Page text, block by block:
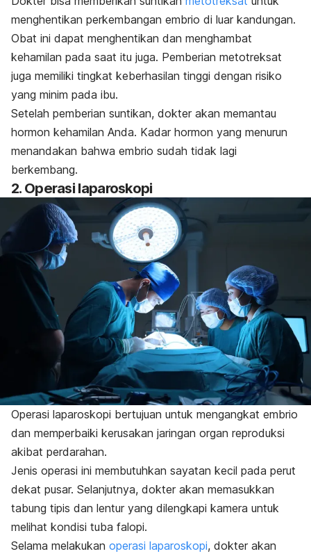
menghentikan perkembangan embrio di luar kandungan.
Obat ini dapat menghentikan dan menghambat
kehamilan pada saat itu juga. Pemberian metotreksat
juga memiliki tingkat keberhasilan tinggi dengan risiko
yang minim pada ibu.
Setelah pemberian suntikan, dokter akan memantau
hormon kehamilan Anda. Kadar hormon yang menurun
menandakan bahwa embrio sudah tidak lagi
berkembang.
2. Operasi laparoskopi
Operasi laparoskopi bertujuan untuk mengangkat embrio
dan memperbaiki kerusakan jaringan organ reproduksi
akibat perdarahan.
Jenis operasi ini membutuhkan sayatan kecil pada perut
dekat pusar. Selanjutnya, dokter akan memasukkan
tabung tipis dan lentur yang dilengkapi kamera untuk
melihat kondisi tuba falopi.
Selama melakukan operasi laparoskopi, dokter akan